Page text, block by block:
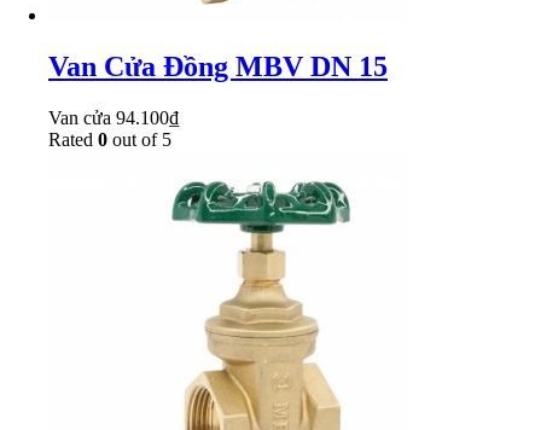
Van Cửa Đồng MBV DN 15
Van cửa 94.100₫
Rated 0 out of 5